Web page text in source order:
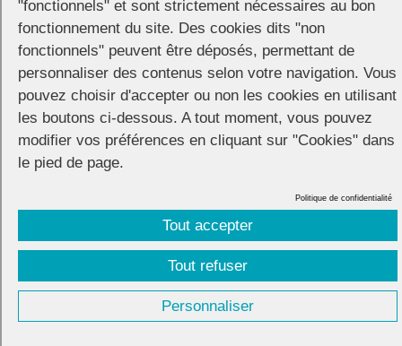
la place Stanislas.
L’entrée est à prix libre, les consommations à prix modérés, et,
surtout, l’endroit est accessible à toutes et tous, notamment aux
personnes à mobilité réduite.
Trois Petits Points3 rue de l’île de Corse
Mentions légales
"fonctionnels" et sont strictement nécessaires au bon
fonctionnement du site. Des cookies dits "non
fonctionnels" peuvent être déposés, permettant de
personnaliser des contenus selon votre navigation. Vous
pouvez choisir d'accepter ou non les cookies en utilisant
les boutons ci-dessous. A tout moment, vous pouvez
modifier vos préférences en cliquant sur "Cookies" dans
le pied de page.
Tout accepter
Tout refuser
Personnaliser
Politique de confidentialité